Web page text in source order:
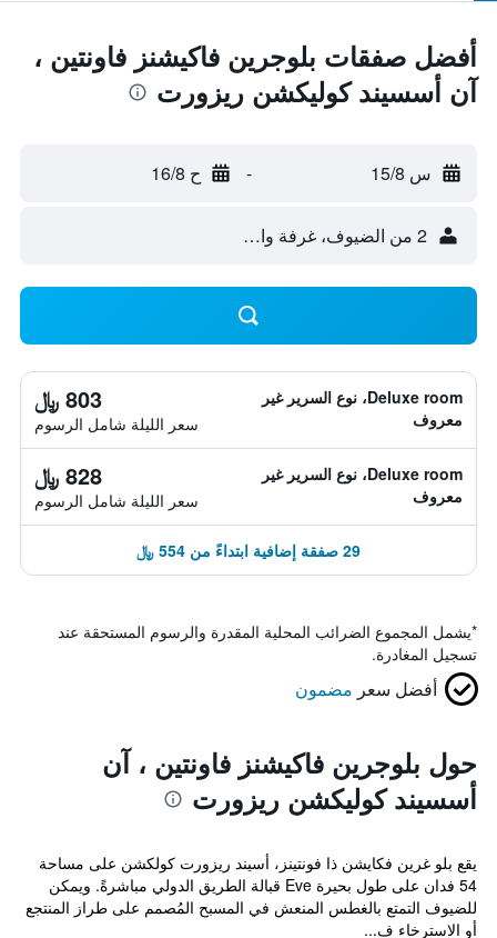
أفضل صفقات بلوجرين فاكيشنز فاونتين ،
آن أسسيند كوليكشن ريزورت
س 15/8 - ح 16/8
2 من الضيوف، غرفة واحدة
Deluxe room، نوع السرير غير
معروف
803 ﷼
سعر الليلة شامل الرسوم
Deluxe room، نوع السرير غير
معروف
828 ﷼
سعر الليلة شامل الرسوم
29 صفقة إضافية ابتداءً من 554 ﷼
*يشمل المجموع الضرائب المحلية المقدرة والرسوم المستحقة عند
تسجيل المغادرة.
أفضل سعر مضمون
حول بلوجرين فاكيشنز فاونتين ، آن
أسسيند كوليكشن ريزورت
يقع بلو غرين فكايشن ذا فونتينز، أسيند ريزورت كولكشن على مساحة
54 فدان على طول بحيرة Eve قبالة الطريق الدولي مباشرةً. ويمكن
للضيوف التمتع بالغطس المنعش في المسبح المُصمم على طراز المنتجع
أو الاسترخاء ف...